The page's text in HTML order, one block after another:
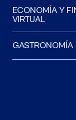
ECONOMÍA Y
VIRTUAL
GASTRONOMÍA